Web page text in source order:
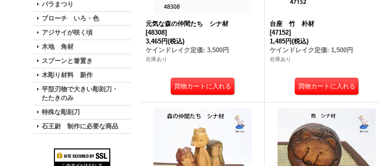
バラまつり
ブローチ いろ・色
アジサイが咲く頃
木地 角材
スプーンと箸置き
木彫り材料 新作
平型刃物で大きい彫刻刀・
たたきのみ
特殊な彫刻刀
石王尉 制作に必要な商品
元気な森の仲間たち シナ材
[48308]
3,465円(税込)
ケインドレイク定価: 3,500円
在庫あり
台座 竹 朴材
[47152]
1,485円(税込)
ケインドレイク定価: 1,500円
在庫あり